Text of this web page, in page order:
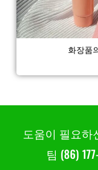
화장품
도움이 필요하
팀 (86)